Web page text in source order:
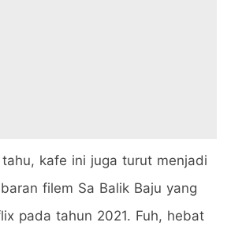
kafe ini juga turut menjadi
filem Sa Balik Baju yang
pada tahun 2021. Fuh, hebat